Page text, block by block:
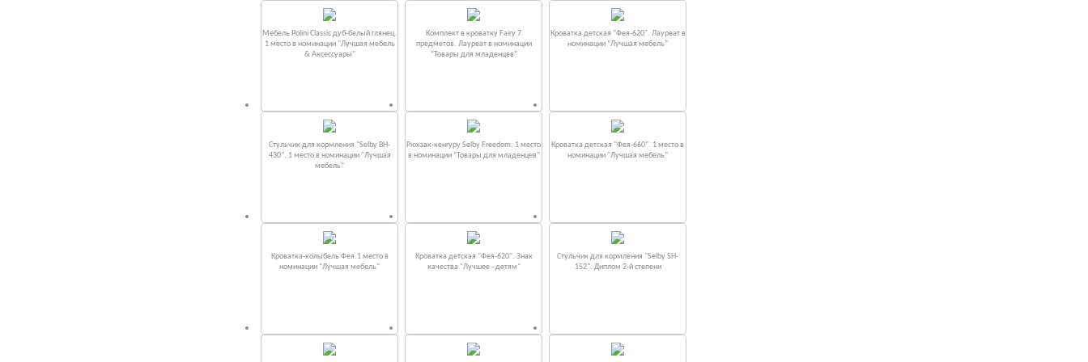
Мебель Polini Classic дуб-белый глянец.
1 место в номинации "Лучшая мебель
& Аксессуары"
Комплект в кроватку Fаiry 7
предметов. Лауреат в номинации
“Товары для младенцев”
Кроватка детская "Фея-620". Лауреат в
номинации “Лучшая мебель”
Стульчик для кормления "Selby BH-
430". 1 место в номинации "Лучшая
мебель"
Рюкзак-кенгуру Selby Freedom. 1 место
в номинации “Товары для младенцев”
Кроватка детская "Фея-660". 1 место в
номинации "Лучшая мебель"
Кроватка-колыбель Фея.1 место в
номинации "Лучшая мебель"
Кроватка детская "Фея-620". Знак
качества "Лучшее - детям"
Стульчик для кормления "Selby SH-
152". Диплом 2-й степени